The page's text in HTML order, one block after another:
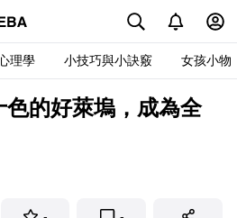
理學 小技巧與小訣竅 女孩小物
的好萊塢，成為全